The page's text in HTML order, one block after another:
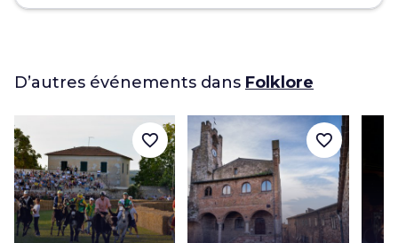
D’autres événements dans Folklore
favorite_border favorite_border